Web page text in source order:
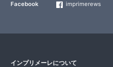
Facebook
imprimerews
インプリメーレについて